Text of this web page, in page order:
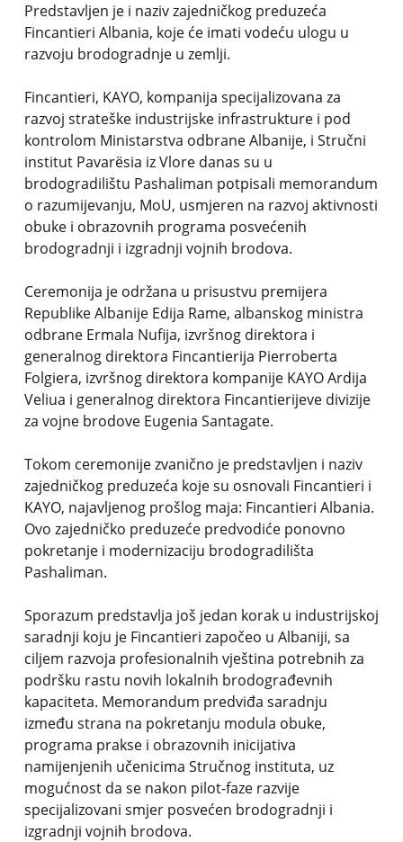
Predstavljen je i naziv zajedničkog preduzeća
Fincantieri Albania, koje će imati vodeću ulogu u
razvoju brodogradnje u zemlji.
Fincantieri, KAYO, kompanija specijalizovana za
razvoj strateške industrijske infrastrukture i pod
kontrolom Ministarstva odbrane Albanije, i Stručni
institut Pavarësia iz Vlore danas su u
brodogradilištu Pashaliman potpisali memorandum
o razumijevanju, MoU, usmjeren na razvoj aktivnosti
obuke i obrazovnih programa posvećenih
brodogradnji i izgradnji vojnih brodova.
Ceremonija je održana u prisustvu premijera
Republike Albanije Edija Rame, albanskog ministra
odbrane Ermala Nufija, izvršnog direktora i
generalnog direktora Fincantierija Pierroberta
Folgiera, izvršnog direktora kompanije KAYO Ardija
Veliua i generalnog direktora Fincantierijeve divizije
za vojne brodove Eugenia Santagate.
Tokom ceremonije zvanično je predstavljen i naziv
zajedničkog preduzeća koje su osnovali Fincantieri i
KAYO, najavljenog prošlog maja: Fincantieri Albania.
Ovo zajedničko preduzeće predvodiće ponovno
pokretanje i modernizaciju brodogradilišta
Pashaliman.
Sporazum predstavlja još jedan korak u industrijskoj
saradnji koju je Fincantieri započeo u Albaniji, sa
ciljem razvoja profesionalnih vještina potrebnih za
podršku rastu novih lokalnih brodograđevnih
kapaciteta. Memorandum predviđa saradnju
između strana na pokretanju modula obuke,
programa prakse i obrazovnih inicijativa
namijenjenih učenicima Stručnog instituta, uz
mogućnost da se nakon pilot-faze razvije
specijalizovani smjer posvećen brodogradnji i
izgradnji vojnih brodova.